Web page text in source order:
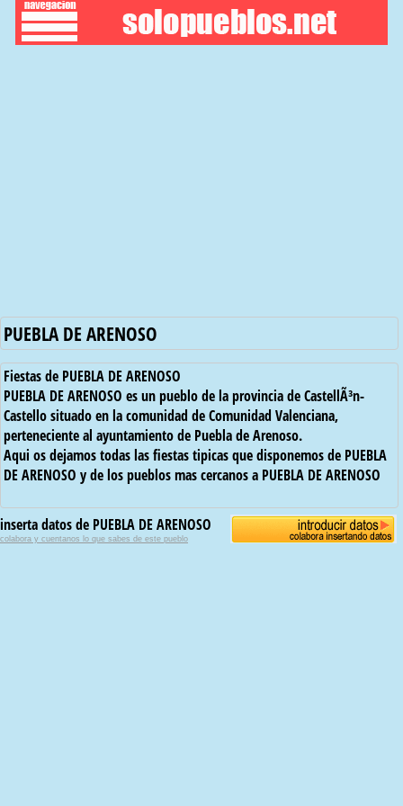
PUEBLA DE ARENOSO
Fiestas de PUEBLA DE ARENOSO
PUEBLA DE ARENOSO es un pueblo de la provincia de CastellÃ³n-
Castello situado en la comunidad de Comunidad Valenciana,
perteneciente al ayuntamiento de Puebla de Arenoso.
Aqui os dejamos todas las fiestas tipicas que disponemos de PUEBLA
DE ARENOSO y de los pueblos mas cercanos a PUEBLA DE ARENOSO
inserta datos de PUEBLA DE ARENOSO
colabora y cuentanos lo que sabes de este pueblo